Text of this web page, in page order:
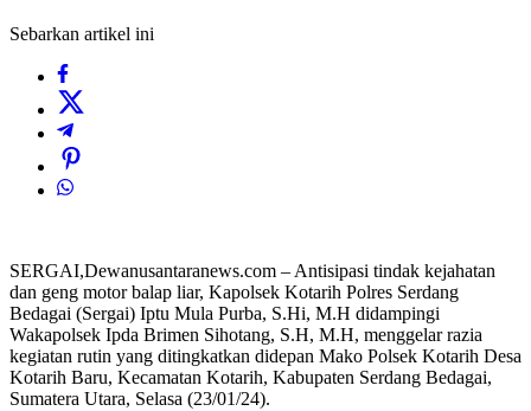
Sebarkan artikel ini
SERGAI,Dewanusantaranews.com – Antisipasi tindak kejahatan
dan geng motor balap liar, Kapolsek Kotarih Polres Serdang
Bedagai (Sergai) Iptu Mula Purba, S.Hi, M.H didampingi
Wakapolsek Ipda Brimen Sihotang, S.H, M.H, menggelar razia
kegiatan rutin yang ditingkatkan didepan Mako Polsek Kotarih Desa
Kotarih Baru, Kecamatan Kotarih, Kabupaten Serdang Bedagai,
Sumatera Utara, Selasa (23/01/24).